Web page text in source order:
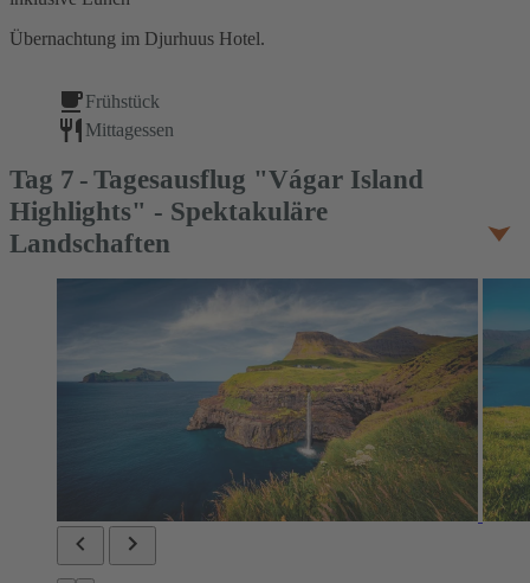
Übernachtung im Djurhuus Hotel.
Frühstück
Mittagessen
Tag 7
Tagesausflug "Vágar Island
Highlights" - Spektakuläre
Landschaften